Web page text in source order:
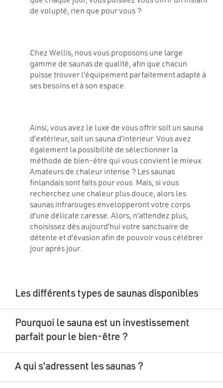
de volupté, rien que pour vous ?
Chez Wellis, nous vous proposons une large
gamme de saunas de qualité, afin que chacun
puisse trouver l’équipement parfaitement adapté à
ses besoins et à son espace.
Ainsi, vous avez le luxe de vous offrir soit un sauna
d’extérieur, soit un sauna d’intérieur. Vous avez
également la possibilité de sélectionner la
méthode de bien-être qui vous convient le mieux.
Amateurs de chaleur intense ? Les saunas
finlandais sont faits pour vous. Mais, si vous
recherchez une chaleur plus douce, alors les
saunas infrarouges envelopperont votre corps
d’une délicate caresse. Alors, n’attendez plus,
choisissez dès aujourd’hui votre sanctuaire de
détente et d’évasion afin de pouvoir vous célébrer
jour après jour.
Les différents types de saunas disponibles
Pourquoi le sauna est un investissement
parfait pour le bien-être ?
A qui s'adressent les saunas ?